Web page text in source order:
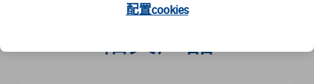
配置cookies